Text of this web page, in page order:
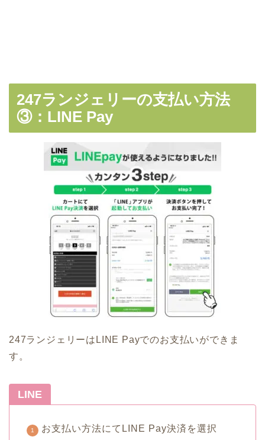
247ランジェリーの支払い方法
③：LINE Pay
247ランジェリーはLINE Payでのお支払いができま
す。
LINE
お支払い方法にてLINE Pay決済を選択